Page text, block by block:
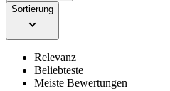
Sortierung
Relevanz
Beliebteste
Meiste Bewertungen